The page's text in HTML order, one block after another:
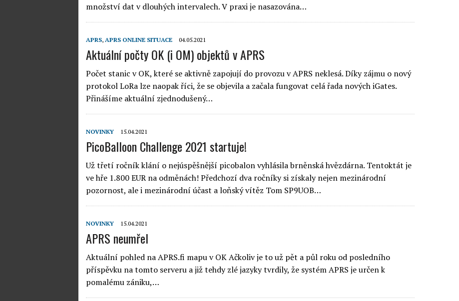
množství dat v dlouhých intervalech. V praxi je nasazována…
APRS, APRS ONLINE SITUACE 04.05.2021
Aktuální počty OK (i OM) objektů v APRS
Počet stanic v OK, které se aktivně zapojují do provozu v APRS neklesá. Díky zájmu o nový
protokol LoRa lze naopak říci, že se objevila a začala fungovat celá řada nových iGates.
Přinášíme aktuální zjednodušený…
NOVINKY 15.04.2021
PicoBalloon Challenge 2021 startuje!
Už třetí ročník klání o nejúspěšnější picobalon vyhlásila brněnská hvězdárna. Tentoktát je
ve hře 1.800 EUR na odměnách! Předchozí dva ročníky si získaly nejen mezinárodní
pozornost, ale i mezinárodní účast a loňský vítěz Tom SP9UOB…
NOVINKY 15.04.2021
APRS neumřel
Aktuální pohled na APRS.fi mapu v OK Ačkoliv je to už pět a půl roku od posledního
příspěvku na tomto serveru a již tehdy zlé jazyky tvrdily, že systém APRS je určen k
pomalému zániku,…